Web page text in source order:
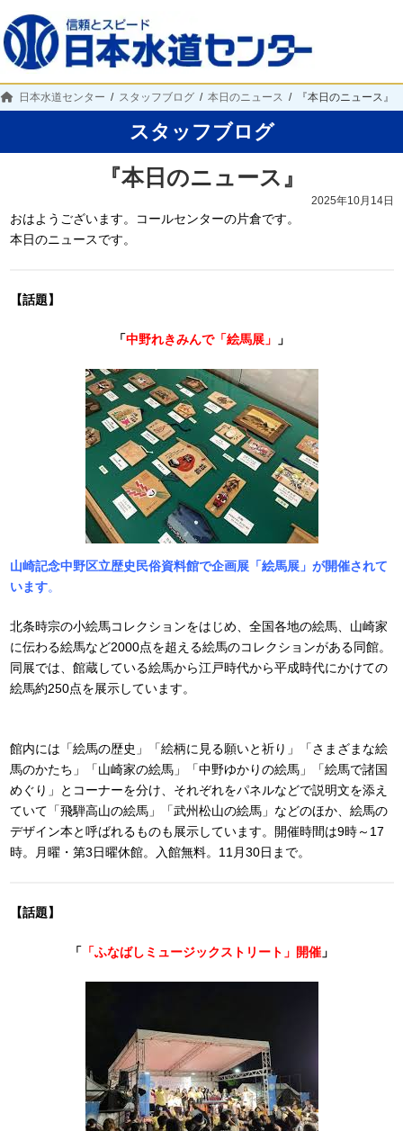
日本水道センター スタッフブログ 本日のニュース 『本日のニュース』
スタッフブログ
『本日のニュース』
2025年10月14日
おはようございます。コールセンターの片倉です。
本日のニュースです。
【話題】
「中野れきみんで「絵馬展」 」
山崎記念中野区立歴史民俗資料館で企画展「絵馬展」が開催されて
います。
北条時宗の小絵馬コレクションをはじめ、全国各地の絵馬、山崎家
に伝わる絵馬など2000点を超える絵馬のコレクションがある同館。
同展では、館蔵している絵馬から江戸時代から平成時代にかけての
絵馬約250点を展示しています。
館内には「絵馬の歴史」「絵柄に見る願いと祈り」「さまざまな絵
馬のかたち」「山崎家の絵馬」「中野ゆかりの絵馬」「絵馬で諸国
めぐり」とコーナーを分け、それぞれをパネルなどで説明文を添え
ていて「飛騨高山の絵馬」「武州松山の絵馬」などのほか、絵馬の
デザイン本と呼ばれるものも展示しています。開催時間は9時～17
時。月曜・第3日曜休館。入館無料。11月30日まで。
【話題】
「 「ふなばしミュージックストリート」開催 」